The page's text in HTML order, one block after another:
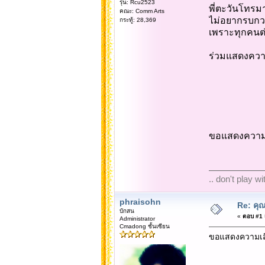
รุ่น: Rcu2523
คณะ: Comm Arts
กระทู้: 28,369
พี่ตะวันโทรม
ไม่อยากรบก
เพราะทุกคน
ร่วมแสดงคว
ขอแสดงควา
.. don't play
phraisohn
บักสน
Administrator
Cmadong ชั้นเซียน
Re: คุ
« ตอบ #1
ขอแสดงความ